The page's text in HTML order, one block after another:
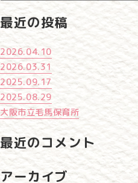
索:
最近の投稿
2026.04.10
2026.03.31
2025.09.17
2025.08.29
大阪市立毛馬保育所
最近のコメント
アーカイブ